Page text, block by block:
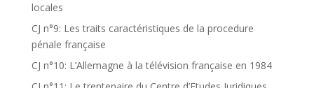
locales
CJ n°9: Les traits caractéristiques de la procedure
pénale française
CJ n°10: L’Allemagne à la télévision française en 1984